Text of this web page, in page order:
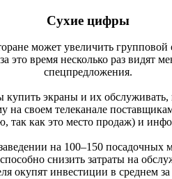
Сухие цифры
может увеличить групповой
это время несколько раз
спецпредложения.
купить экраны и их
своем телеканале
так как это место продаж) и
на 100–150 посадочных
снизить затраты на
окупят инвестиции в среднем